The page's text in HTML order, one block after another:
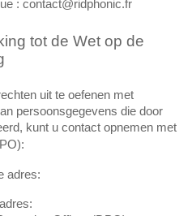
: contact@ridphonic.fr
tot de Wet op de
uit te oefenen met
persoonsgegevens die door
kunt u contact opnemen met
adres: